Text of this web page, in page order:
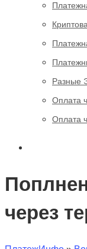
Разные
Оплата
Оплата
через